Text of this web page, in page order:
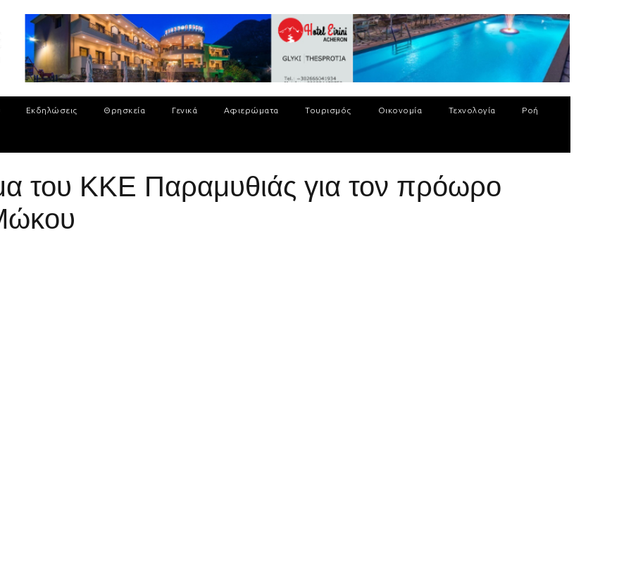
Εκδηλώσεις Θρησκεία Γενικά Αφιερώματα Τουρισμός Οικονομία Τεχνολογία Ροή
του ΚΚΕ Παραμυθιάς για τον πρόωρο